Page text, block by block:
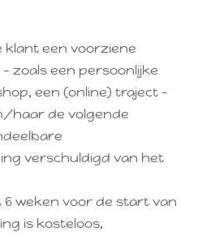
klant een voorziene
zoals een persoonlijke
een (online) traject –
haar de volgende
verschuldigd van het
weken voor de start van
is kosteloos,